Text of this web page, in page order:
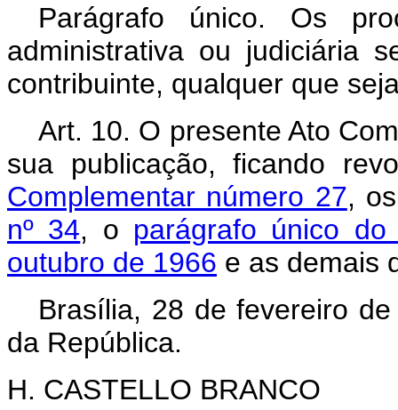
Parágrafo único. Os
administrativa ou judiciária
contribuinte, qualquer que
Art. 10. O presente Ato
sua publicação, ficando
Complementar número 27,
nº 34, o parágrafo único
outubro de 1966 e as demais
Brasília, 28 de fevereiro
da República.
H. CASTELLO BRANCO